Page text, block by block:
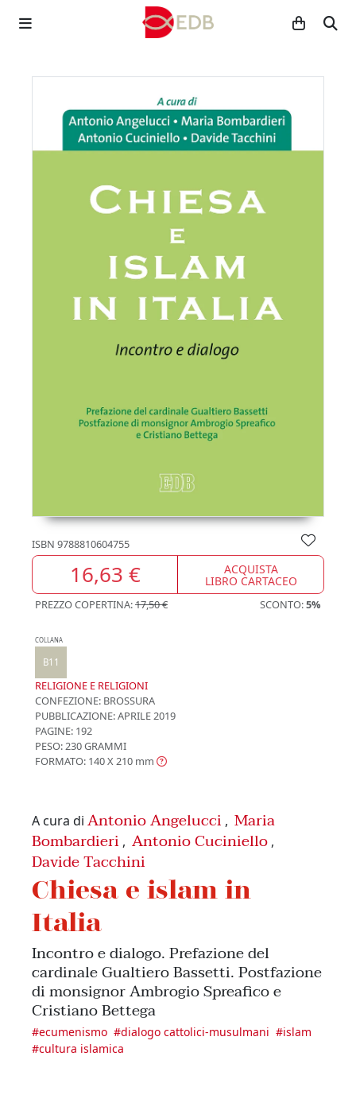
ISBN 9788810604755
16,63 € ACQUISTA
LIBRO CARTACEO
PREZZO COPERTINA:17,50 € SCONTO:5%
COLLANA
B11
RELIGIONE E RELIGIONI
CONFEZIONE: BROSSURA
PUBBLICAZIONE:APRILE 2019
PAGINE: 192
PESO: 230 GRAMMI
FORMATO: 140 X 210 mm
A cura di Antonio Angelucci , Maria
Bombardieri , Antonio Cuciniello ,
Davide Tacchini
Chiesa e islam in
Italia
Incontro e dialogo. Prefazione del
cardinale Gualtiero Bassetti. Postfazione
di monsignor Ambrogio Spreafico e
Cristiano Bettega
#ecumenismo #dialogo cattolici-musulmani #islam
#cultura islamica